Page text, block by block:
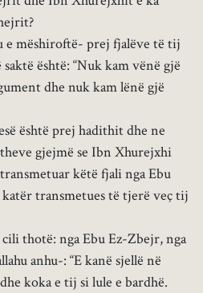
e mëshiroftë- prej fjalëve të tij
është: “Nuk kam vënë gjë
dhe nuk kam lënë gjë
është prej hadithit dhe ne
gjejmë se Ibn Xhurejxhi
këtë fjali nga Ebu
transmetues të tjerë veç tij
thotë: nga Ebu Ez-Zbejr, nga
anhu-: “E kanë sjellë në
koka e tij si lule e bardhë.